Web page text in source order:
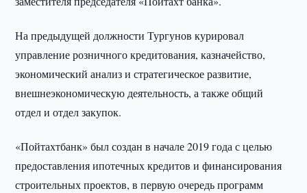
На предыдущей должности Тургунов курировал
управление розничного кредитования, казначейство,
экономический анализ и стратегическое развитие,
внешнеэкономическую деятельность, а также общий
отдел и отдел закупок.
«Пойтахтбанк» был создан в начале 2019 года с целью
предоставления ипотечных кредитов и финансирования
строительных проектов, в первую очередь программ